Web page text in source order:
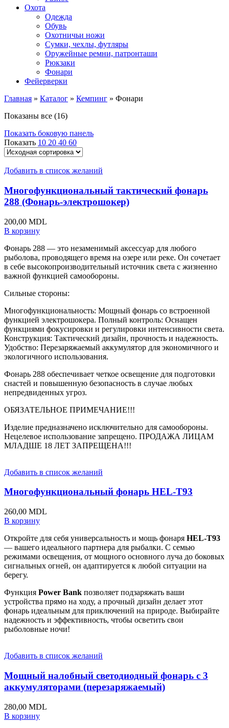
Охота
Одежда
Обувь
Охотничьи ножи
Сумки, чехлы, футляры
Оружейные ремни, патронташи
Рюкзаки
Фонари
Фейерверки
Главная » Каталог » Кемпинг » Фонари
Показаны все (16)
Показать боковую панель
Показать 10 20 40 60
Добавить в список желаний
Многофункциональный тактический фонарь
288 (Фонарь-электрошокер)
200,00 MDL
В корзину
Фонарь 288 — это незаменимый аксессуар для любого
рыболова, проводящего время на озере или реке. Он сочетает
в себе высокопроизводительный источник света с жизненно
важной функцией самообороны.
Сильные стороны:
Многофункциональность: Мощный фонарь со встроенной
функцией электрошокера. Полный контроль: Оснащен
функциями фокусировки и регулировки интенсивности света.
Конструкция: Тактический дизайн, прочность и надежность.
Удобство: Перезаряжаемый аккумулятор для экономичного и
экологичного использования.
Фонарь 288 обеспечивает четкое освещение для подготовки
снастей и повышенную безопасность в случае любых
непредвиденных угроз.
ОБЯЗАТЕЛЬНОЕ ПРИМЕЧАНИЕ!!!
Изделие предназначено исключительно для самообороны.
Нецелевое использование запрещено. ПРОДАЖА ЛИЦАМ
МЛАДШЕ 18 ЛЕТ ЗАПРЕЩЕНА!!!
Добавить в список желаний
Многофункциональный фонарь HEL-T93
260,00 MDL
В корзину
Откройте для себя универсальность и мощь фонаря HEL-T93
— вашего идеального партнера для рыбалки. С семью
режимами освещения, от мощного основного луча до боковых
сигнальных огней, он адаптируется к любой ситуации на
берегу.
Функция Power Bank позволяет подзаряжать ваши
устройства прямо на ходу, а прочный дизайн делает этот
фонарь идеальным для приключений на природе. Выбирайте
надежность и эффективность, чтобы осветить свои
рыболовные ночи!
Добавить в список желаний
Мощный налобный светодиодный фонарь с 3
аккумуляторами (перезаряжаемый)
280,00 MDL
В корзину